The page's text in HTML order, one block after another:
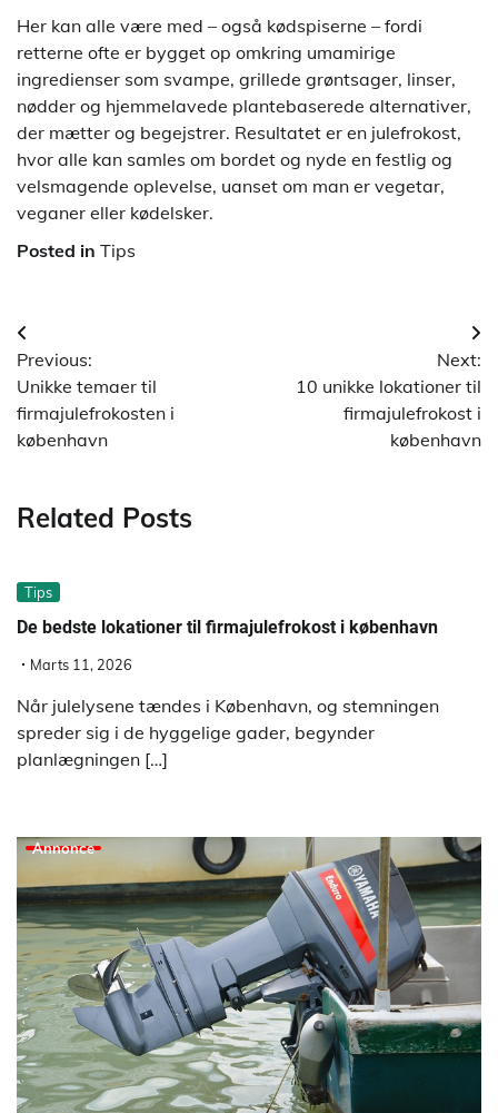
Her kan alle være med – også kødspiserne – fordi
retterne ofte er bygget op omkring umamirige
ingredienser som svampe, grillede grøntsager, linser,
nødder og hjemmelavede plantebaserede alternativer,
der mætter og begejstrer. Resultatet er en julefrokost,
hvor alle kan samles om bordet og nyde en festlig og
velsmagende oplevelse, uanset om man er vegetar,
veganer eller kødelsker.
Posted in Tips
Indlægsnavigation
Previous:
Unikke temaer til
firmajulefrokosten i
københavn
Next:
10 unikke lokationer til
firmajulefrokost i
københavn
Related Posts
Tips
De bedste lokationer til firmajulefrokost i københavn
Marts 11, 2026
Når julelysene tændes i København, og stemningen
spreder sig i de hyggelige gader, begynder
planlægningen […]
Annonce